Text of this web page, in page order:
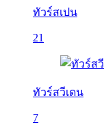
ทัวร์สเปน
21
ทัวร์สวีเดน
7